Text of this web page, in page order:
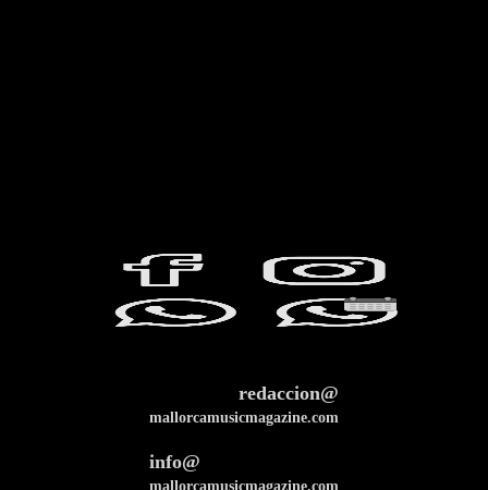
redaccion@
mallorcamusicmagazine.com
info@
mallorcamusicmagazine.com